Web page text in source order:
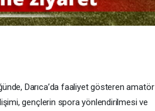
Darıca’da faaliyet gösteren amatör
gençlerin spora yönlendirilmesi ve